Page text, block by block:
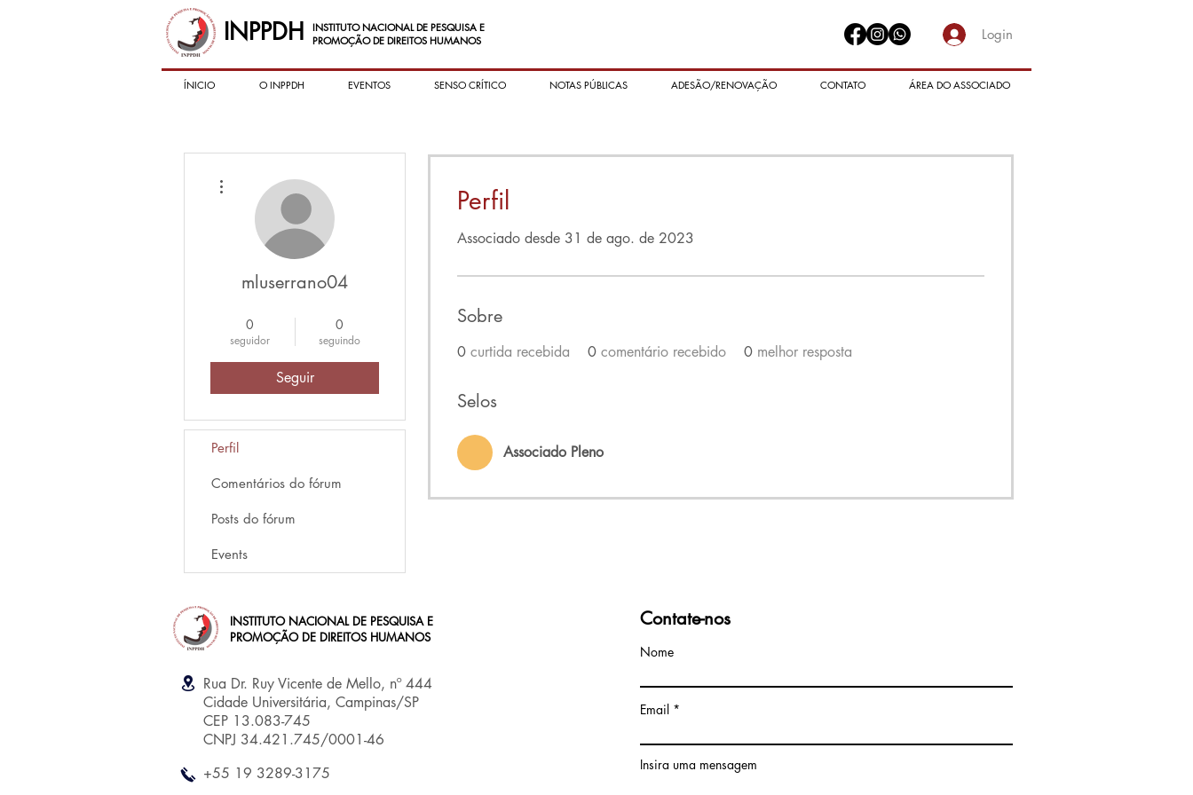
INPPDH
INSTITUTO NACIONAL DE PESQUISA E
PROMOÇÃO DE DIREITOS HUMANOS
Login
ÍNICIO O INPPDH EVENTOS SENSO CRÍTICO NOTAS PÚBLICAS ADESÃO/RENOVAÇÃO CONTATO ÁREA DO ASSOCIADO
Perfil
Associado desde 31 de ago. de 2023
Sobre
0 curtida recebida 0 comentário recebido 0 melhor resposta
Selos
Associado Pleno
mluserrano04
0
seguidor
0
seguindo
Seguir
Perfil
Comentários do fórum
Posts do fórum
Events
INSTITUTO NACIONAL DE PESQUISA E
PROMOÇÃO DE DIREITOS HUMANOS
Rua Dr. Ruy Vicente de Mello, nº 444
Cidade Universitária, Campinas/SP
CEP 13.083-745
CNPJ 34.421.745/0001-46
+55 19 3289-3175
Contate-nos
Nome
Email
Insira uma mensagem